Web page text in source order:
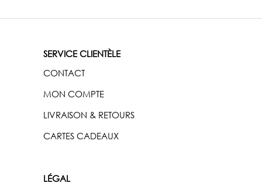
SERVICE CLIENTÈLE
CONTACT
MON COMPTE
LIVRAISON & RETOURS
CARTES CADEAUX
LÉGAL